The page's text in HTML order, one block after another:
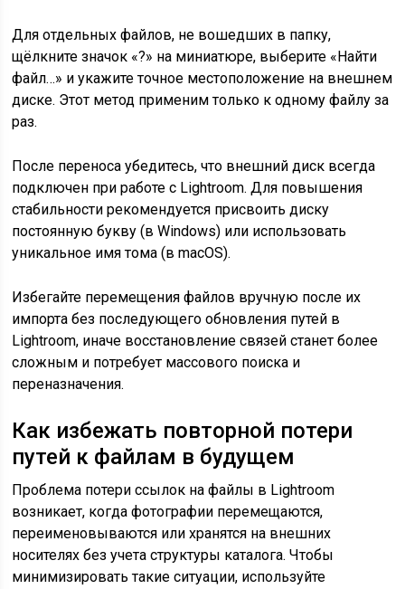
Для отдельных файлов, не вошедших в папку,
щёлкните значок «?» на миниатюре, выберите «Найти
файл…» и укажите точное местоположение на внешнем
диске. Этот метод применим только к одному файлу за
раз.
После переноса убедитесь, что внешний диск всегда
подключен при работе с Lightroom. Для повышения
стабильности рекомендуется присвоить диску
постоянную букву (в Windows) или использовать
уникальное имя тома (в macOS).
Избегайте перемещения файлов вручную после их
импорта без последующего обновления путей в
Lightroom, иначе восстановление связей станет более
сложным и потребует массового поиска и
переназначения.
Как избежать повторной потери
путей к файлам в будущем
Проблема потери ссылок на файлы в Lightroom
возникает, когда фотографии перемещаются,
переименовываются или хранятся на внешних
носителях без учета структуры каталога. Чтобы
минимизировать такие ситуации, используйте